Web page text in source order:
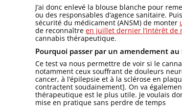
J’ai donc enlevé la blouse blanche pour
ou des responsables d’agence sanitaire.
sécurité du médicament (ANSM) de monter
de reconnaître en juillet dernier l’intérêt
cannabis thérapeutique.
Pourquoi passer par un amendement au
Ce test va nous permettre de voir si le
notamment ceux souffrant de douleurs
cancer, à l’épilepsie et à la sclérose en
contractent soudainement]. On va
thérapeutique est le plus utile. Je voulais
mise en pratique sans perdre de temps